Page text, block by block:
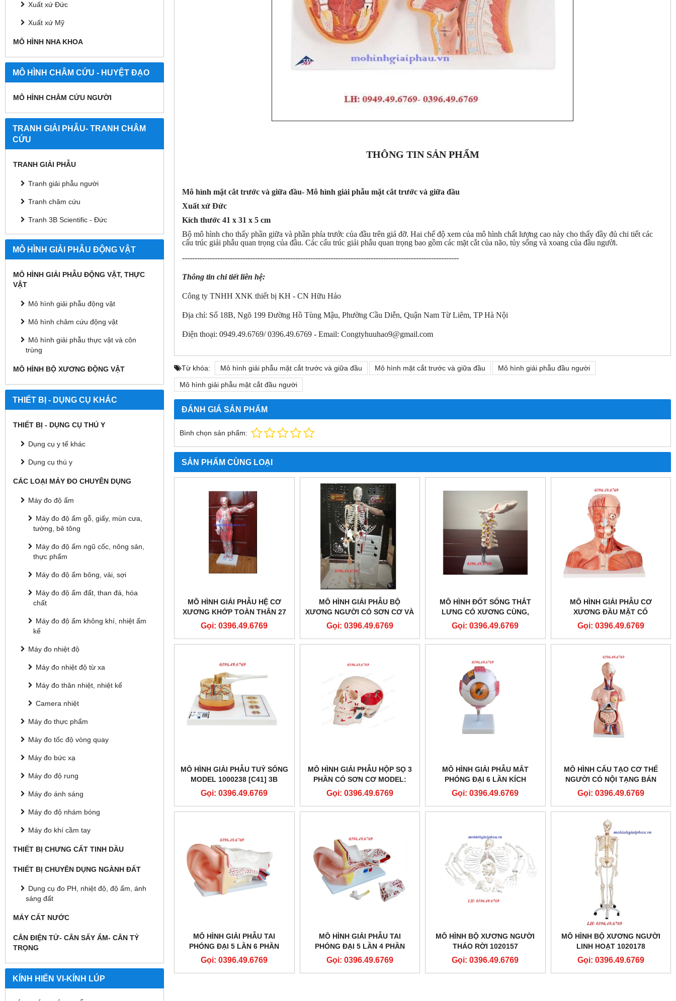
Xuất xứ Đức
Xuất xứ Mỹ
MÔ HÌNH NHA KHOA
MÔ HÌNH CHÂM CỨU - HUYỆT ĐẠO
MÔ HÌNH CHÂM CỨU NGƯỜI
TRANH GIẢI PHẪU- TRANH CHÂM
CỨU
TRANH GIẢI PHẪU
Tranh giải phẫu người
Tranh châm cứu
Tranh 3B Scientific - Đức
MÔ HÌNH GIẢI PHẪU ĐỘNG VẬT
MÔ HÌNH GIẢI PHẪU ĐỘNG VẬT, THỰC
VẬT
Mô hình giải phẫu động vật
Mô hình châm cứu động vật
Mô hình giải phẫu thực vật và côn
trùng
MÔ HÌNH BỘ XƯƠNG ĐỘNG VẬT
THIẾT BỊ - DỤNG CỤ KHÁC
THIẾT BỊ - DỤNG CỤ THÚ Y
Dụng cụ y tế khác
Dụng cụ thú y
CÁC LOẠI MÁY ĐO CHUYÊN DỤNG
Máy đo độ ẩm
Máy đo độ ẩm gỗ, giấy, mùn cưa,
tường, bê tông
Máy đo độ ẩm ngũ cốc, nông sản,
thực phẩm
Máy đo độ ẩm bông, vải, sợi
Máy đo độ ẩm đất, than đá, hóa
chất
Máy đo độ ẩm không khí, nhiệt ẩm
kế
Máy đo nhiệt độ
Máy đo nhiệt độ từ xa
Máy đo thân nhiệt, nhiệt kế
Camera nhiệt
Máy đo thực phẩm
Máy đo tốc độ vòng quay
Máy đo bức xạ
Máy đo độ rung
Máy đo ánh sáng
Máy đo độ nhám bóng
Máy đo khí cầm tay
THIẾT BỊ CHƯNG CẤT TINH DẦU
THIẾT BỊ CHUYÊN DỤNG NGÀNH ĐẤT
Dụng cụ đo PH, nhiệt độ, độ ẩm, ánh
sáng đất
MÁY CẤT NƯỚC
CÂN ĐIỆN TỬ- CÂN SẤY ẨM- CÂN TỶ
TRỌNG
KÍNH HIỂN VI-KÍNH LÚP
THÔNG TIN SẢN PHẨM
Mô hình mặt cắt trước và giữa đầu- Mô hình giải phẫu mặt cắt trước và giữa đầu
Xuất xứ Đức
Kích thước 41 x 31 x 5 cm
Bộ mô hình cho thấy phần giữa và phần phía trước của đầu trên giá đỡ. Hai chế độ xem của mô hình chất lượng cao này cho thấy đầy đủ chi tiết các
cấu trúc giải phẫu quan trọng của đầu. Các cấu trúc giải phẫu quan trọng bao gồm các mặt cắt của não, tủy sống và xoang của đầu người.
--------------------------------------------------------------------------------------------------------------
Thông tin chi tiết liên hệ:
Công ty TNHH XNK thiết bị KH - CN Hữu Hảo
Địa chỉ: Số 18B, Ngõ 199 Đường Hồ Tùng Mậu, Phường Cầu Diễn, Quận Nam Từ Liêm, TP Hà Nội
Điện thoại: 0949.49.6769/ 0396.49.6769 - Email: Congtyhuuhao9@gmail.com
Từ khóa: Mô hình giải phẫu mặt cắt trước và giữa đầu Mô hình mặt cắt trước và giữa đầu Mô hình giải phẫu đầu người
Mô hình giải phẫu mặt cắt đầu người
ĐÁNH GIÁ SẢN PHẨM
Bình chọn sản phẩm:
SẢN PHẨM CÙNG LOẠI
MÔ HÌNH GIẢI PHẪU HỆ CƠ
XƯƠNG KHỚP TOÀN THÂN 27
PHẦN THÁO RỜI
Gọi: 0396.49.6769
MÔ HÌNH GIẢI PHẪU BỘ
XƯƠNG NGƯỜI CÓ SƠN CƠ VÀ
DÂY CHẰNG KÍCH THƯỚC
Gọi: 0396.49.6769
MÔ HÌNH ĐỐT SỐNG THẮT
LƯNG CÓ XƯƠNG CÙNG,
XƯƠNG CÙNG, VÀ THOÁT VỊ
Gọi: 0396.49.6769
MÔ HÌNH GIẢI PHẪU CƠ
XƯƠNG ĐẦU MẶT CỔ
Gọi: 0396.49.6769
MÔ HÌNH GIẢI PHẪU TUỶ SỐNG
MODEL 1000238 [C41] 3B
SCIENTIFIC
Gọi: 0396.49.6769
MÔ HÌNH GIẢI PHẪU HỘP SỌ 3
PHẦN CÓ SƠN CƠ MODEL:
GD/A11111/2 HÃNG SẢN XUẤT
SHANGHAI HONGLIAN
Gọi: 0396.49.6769
MÔ HÌNH GIẢI PHẪU MẮT
PHÓNG ĐẠI 6 LẦN KÍCH
THƯỚC THẬT
Gọi: 0396.49.6769
MÔ HÌNH CẤU TẠO CƠ THỂ
NGƯỜI CÓ NỘI TẠNG BÁN
THÂN 85CM 23 PHẦN THÁO
Gọi: 0396.49.6769
MÔ HÌNH GIẢI PHẪU TAI
PHÓNG ĐẠI 5 LẦN 6 PHẦN
THÁO RỜI
Gọi: 0396.49.6769
MÔ HÌNH GIẢI PHẪU TAI
PHÓNG ĐẠI 5 LẦN 4 PHẦN
THÁO RỜI
Gọi: 0396.49.6769
MÔ HÌNH BỘ XƯƠNG NGƯỜI
THÁO RỜI 1020157
Gọi: 0396.49.6769
MÔ HÌNH BỘ XƯƠNG NGƯỜI
LINH HOẠT 1020178
Gọi: 0396.49.6769